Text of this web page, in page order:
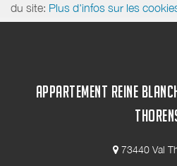
du site: Plus d'infos sur les
APPARTEMENT REINE
73440 Val